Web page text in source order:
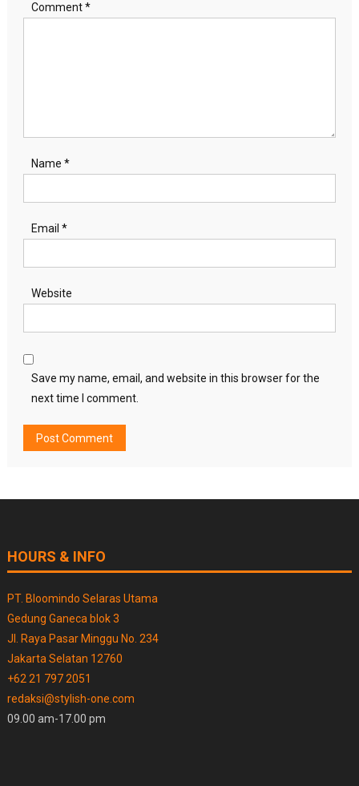
Comment*
Name *
Email *
Website
Save my name, email, and website in this browser for the
next time I comment.
HOURS & INFO
PT. Bloomindo Selaras Utama
Gedung Ganeca blok 3
Jl. Raya Pasar Minggu No. 234
Jakarta Selatan 12760
+62 21 797 2051
redaksi@stylish-one.com
09.00 am-17.00 pm